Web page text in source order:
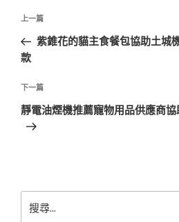
文
導
覽
上
一
篇
章
上一篇
紫錐花的貓主食餐包協助土城
款
下
一
篇
下一篇
靜電油煙機推薦寵物用品供應商
尋